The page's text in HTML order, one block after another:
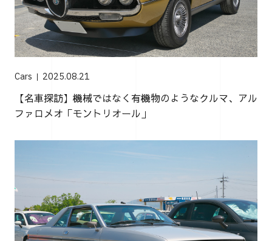
Cars 2025.08.21
【名車探訪】機械ではなく有機物のようなクルマ、アル
ファロメオ「モントリオール」